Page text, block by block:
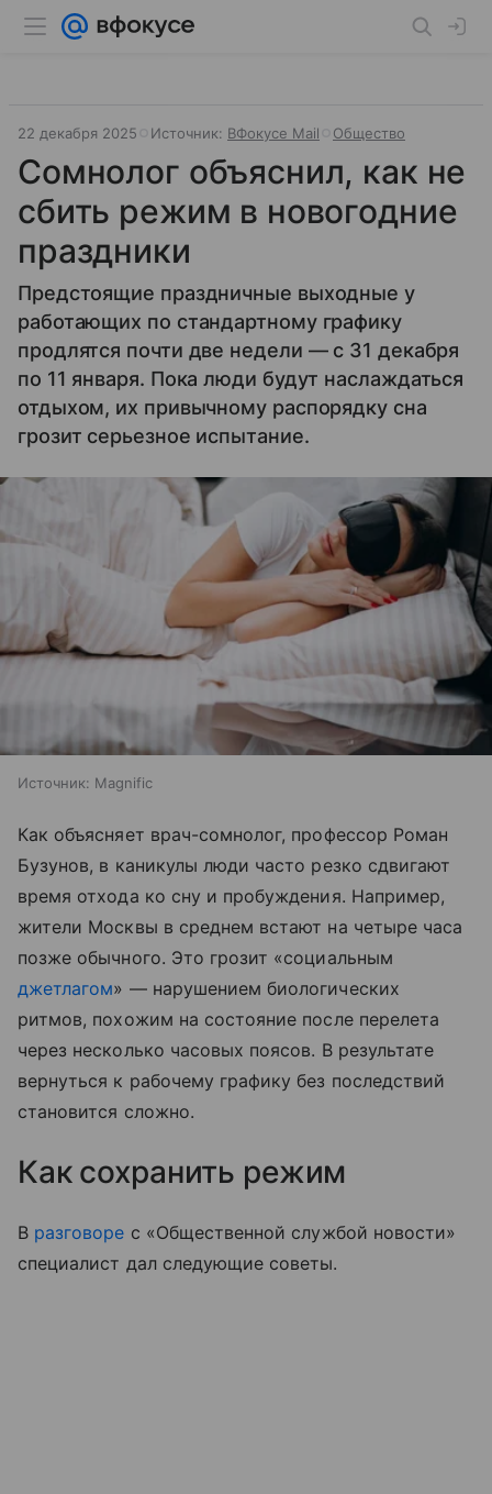
22 декабря 2025 Источник: ВФокусе Mail Общество
Сомнолог объяснил, как не
сбить режим в новогодние
праздники
Предстоящие праздничные выходные у
работающих по стандартному графику
продлятся почти две недели — с 31 декабря
по 11 января. Пока люди будут наслаждаться
отдыхом, их привычному распорядку сна
грозит серьезное испытание.
Источник: Magnific
Как объясняет врач-сомнолог, профессор Роман
Бузунов, в каникулы люди часто резко сдвигают
время отхода ко сну и пробуждения. Например,
жители Москвы в среднем встают на четыре часа
позже обычного. Это грозит «социальным
джетлагом» — нарушением биологических
ритмов, похожим на состояние после перелета
через несколько часовых поясов. В результате
вернуться к рабочему графику без последствий
становится сложно.
Как сохранить режим
В разговоре с «Общественной службой новости»
специалист дал следующие советы.